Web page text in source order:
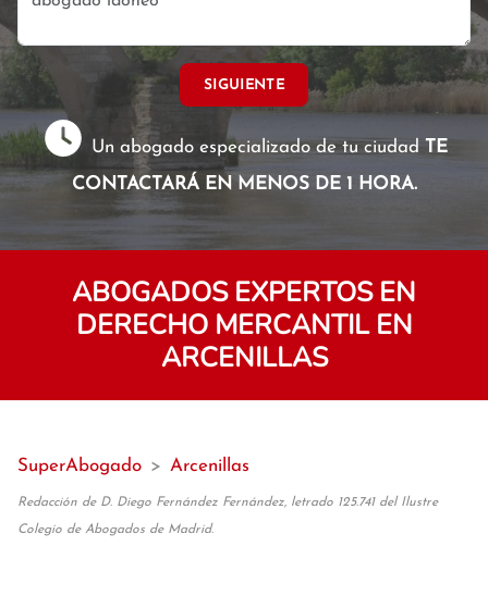
SIGUIENTE
Un abogado especializado de tu ciudadTE
CONTACTARÁ EN MENOS DE 1 HORA.
ABOGADOS EXPERTOS EN
DERECHO MERCANTIL EN
ARCENILLAS
SuperAbogado > Arcenillas
Redacción de D. Diego Fernández Fernández, letrado 125.741 del Ilustre
Colegio de Abogados de Madrid.